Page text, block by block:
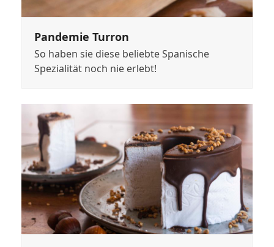
Pandemie Turron
So haben sie diese beliebte Spanische
Spezialität noch nie erlebt!